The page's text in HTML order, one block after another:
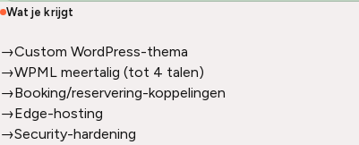
Wat je krijgt
→Custom WordPress-thema
→WPML meertalig (tot 4 talen)
→Booking/reservering-koppelingen
→Edge-hosting
→Security-hardening